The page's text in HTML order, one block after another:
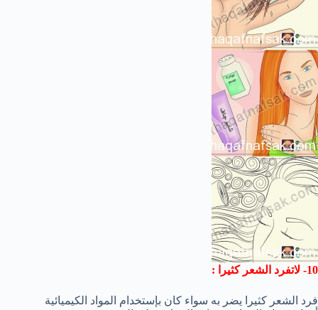
10- لاتفرد الشعر كثيرا :
فرد الشعر كثيرا يضر به سواء كان بإستخدام المواد الكيميائية